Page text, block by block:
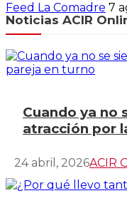
Feed La Comadre 7
Noticias ACIR
Cuando ya no
atracción por
24 abril, 2026ACIR